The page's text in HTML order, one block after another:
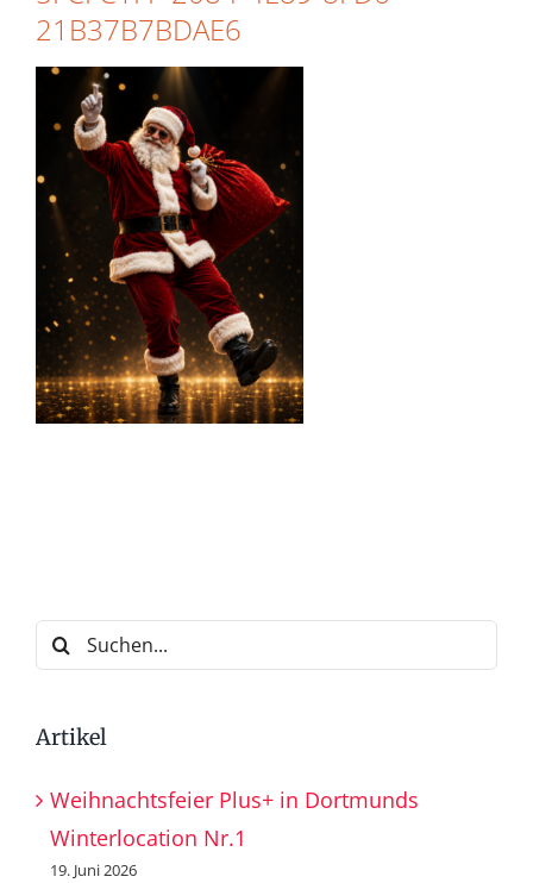
21B37B7BDAE6
Suche
nach:
Artikel
Weihnachtsfeier Plus+ in Dortmunds
Winterlocation Nr.1
19. Juni 2026